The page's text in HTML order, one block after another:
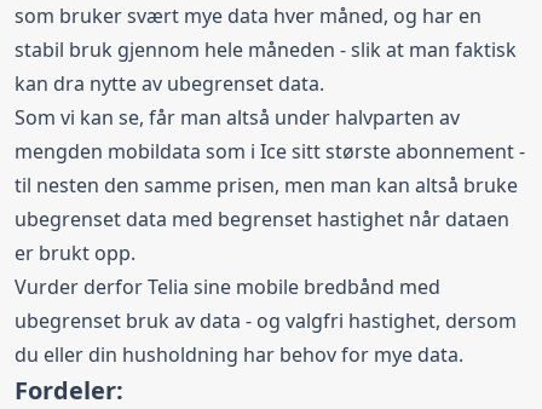
som bruker svært mye data hver måned, og har en
stabil bruk gjennom hele måneden - slik at man faktisk
kan dra nytte av ubegrenset data.
Som vi kan se, får man altså under halvparten av
mengden mobildata som i Ice sitt største abonnement -
til nesten den samme prisen, men man kan altså bruke
ubegrenset data med begrenset hastighet når dataen
er brukt opp.
Vurder derfor Telia sine mobile bredbånd med
ubegrenset bruk av data - og valgfri hastighet, dersom
du eller din husholdning har behov for mye data.
Fordeler: